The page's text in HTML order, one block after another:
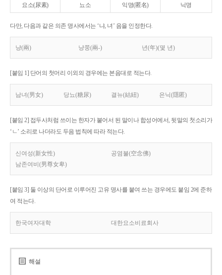
요소(尿素) 뇨소 익명(匿名) 닉명
다만, 다음과 같은 의존 명사에서는 ‘냐, 녀’ 음을 인정한다.
냥(兩) 냥쭝(兩-) 년(年)(몇 년)
[붙임 1] 단어의 첫머리 이외의 경우에는 본음대로 적는다.
남녀(男女) 당뇨(糖尿) 결뉴(結紐) 은닉(隱匿)
[붙임 2] 접두사처럼 쓰이는 한자가 붙어서 된 말이나 합성어에서, 뒷말의 첫소리가
‘ㄴ’ 소리로 나더라도 두음 법칙에 따라 적는다.
신여성(新女性)
공염불(空念佛)
남존여비(男尊女卑)
[붙임 3] 둘 이상의 단어로 이루어진 고유 명사를 붙여 쓰는 경우에도 붙임 2에 준하
여 적는다.
한국여자대학 대한요소비료회사
해설